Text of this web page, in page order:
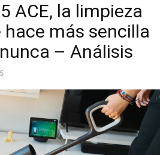
ACE, la limpieza
hace más sencilla
– Análisis